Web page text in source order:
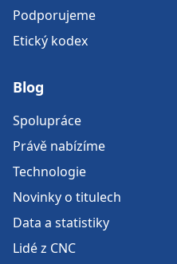
Podporujeme
Etický kodex
Blog
Spolupráce
Právě nabízíme
Technologie
Novinky o titulech
Data a statistiky
Lidé z CNC